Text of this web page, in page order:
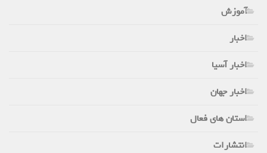
آموزش
اخبار
اخبار آسیا
اخبار جهان
استان های فعال
انتشارات